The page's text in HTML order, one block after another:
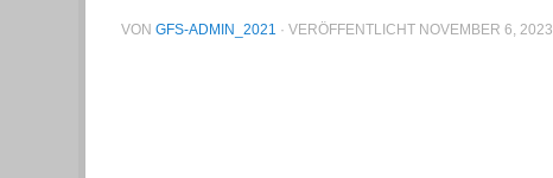
VON GFS-ADMIN_2021 · VERÖFFENTLICHT NOVEMBER 6, 2023